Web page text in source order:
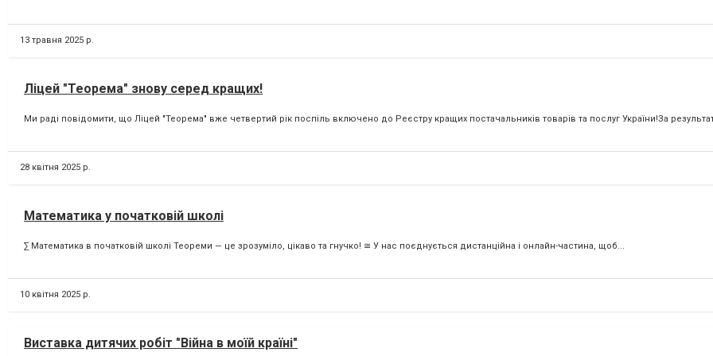
13 травня 2025 р.
Ліцей "Теорема" знову серед кращих!
Ми раді повідомити, що Ліцей "Теорема" вже четвертий рік поспіль включено до Реєстру кращих постачальників товарів та послуг України!За
28 квітня 2025 р.
Математика у початковій школі
∑ Математика в початковій школі Теореми — це зрозуміло, цікаво та гнучко! ≅ У нас поєднується дистанційна і онлайн-частина, щоб...
10 квітня 2025 р.
Виставка дитячих робіт "Війна в моїй країні"